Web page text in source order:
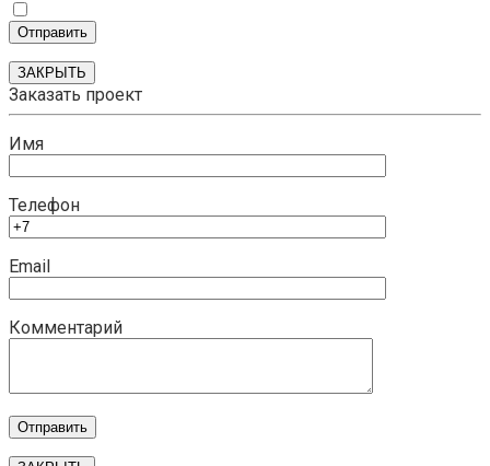
ЗАКРЫТЬ
Заказать проект
Имя
Телефон
Email
Комментарий